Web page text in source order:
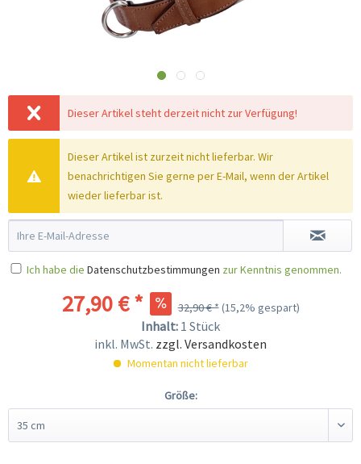
Dieser Artikel steht derzeit nicht zur Verfügung!
Dieser Artikel ist zurzeit nicht lieferbar. Wir
benachrichtigen Sie gerne per E-Mail, wenn der Artikel
wieder lieferbar ist.
Ich habe die Datenschutzbestimmungen zur Kenntnis genommen.
27,90 € * 32,90 € *(15,2% gespart)
Inhalt: 1 Stück
inkl. MwSt. zzgl. Versandkosten
Momentan nicht lieferbar
Größe: